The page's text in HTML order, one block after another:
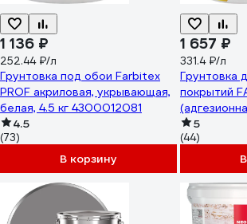
1 136 ₽
252.44 ₽/л
Грунтовка под обои Farbitex
PROF акриловая, укрывающая,
белая, 4.5 кг 4300012081
4.5
(73)
В корзину
1 657 ₽
331.4 ₽/л
Грунтовка
покрытий
5
(44)